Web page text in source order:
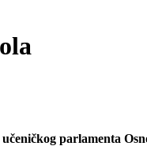
parlamenta